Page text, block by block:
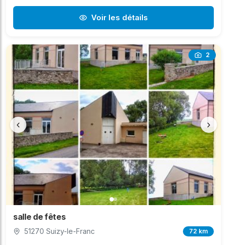
Voir les détails
2
‹ ›
salle de fêtes
51270 Suizy-le-Franc 72 km